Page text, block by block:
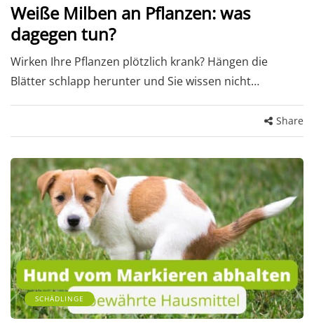
Weiße Milben an Pflanzen: was
dagegen tun?
Wirken Ihre Pflanzen plötzlich krank? Hängen die
Blätter schlapp herunter und Sie wissen nicht…
Share
SCHÄDLINGE